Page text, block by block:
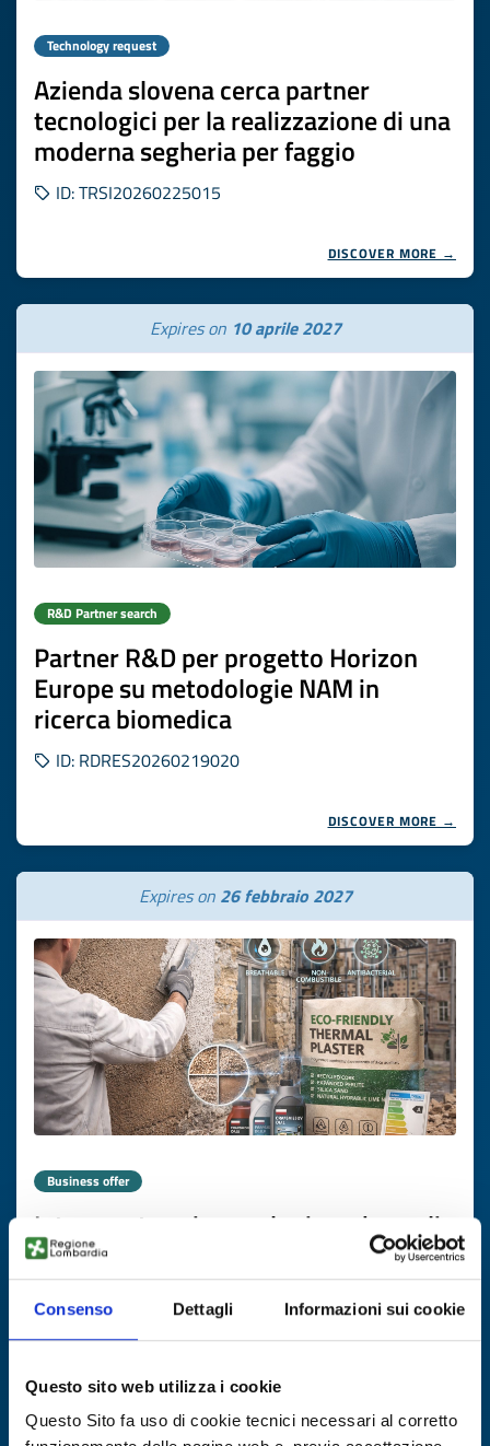
Consenso Dettagli Informazioni sui cookie
Questo sito web utilizza i cookie
Questo Sito fa uso di cookie tecnici necessari al corretto
Technology request
Azienda slovena cerca partner
tecnologici per la realizzazione di una
moderna segheria per faggio
ID: TRSI20260225015
DISCOVER MORE →
Expires on 10 aprile 2027
R&D Partner search
Partner R&D per progetto Horizon
Europe su metodologie NAM in
ricerca biomedica
ID: RDRES20260219020
DISCOVER MORE →
Expires on 26 febbraio 2027
Business offer
Intonaco termico ecologico a base di
sughero e NHL per riqualificazione
edilizia
ID: BOPL20251120001